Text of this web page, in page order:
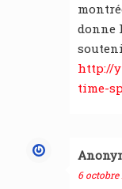
donne
http://
time-
6 octobre